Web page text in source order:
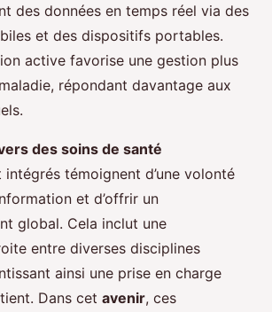
des données en temps réel via des
et des dispositifs portables.
active favorise une gestion plus
répondant davantage aux
des soins de santé
intégrés témoignent d’une volonté
et d’offrir un
global. Cela inclut une
entre diverses disciplines
ainsi une prise en charge
Dans cet avenir, ces